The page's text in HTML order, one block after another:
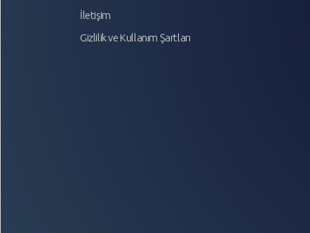
İletişim
Gizlilik ve Kullanım Şartları